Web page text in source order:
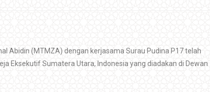
Abidin (MTMZA) dengan kerjasama Surau Pudina P17 telah
Eksekutif Sumatera Utara, Indonesia yang diadakan di Dewan